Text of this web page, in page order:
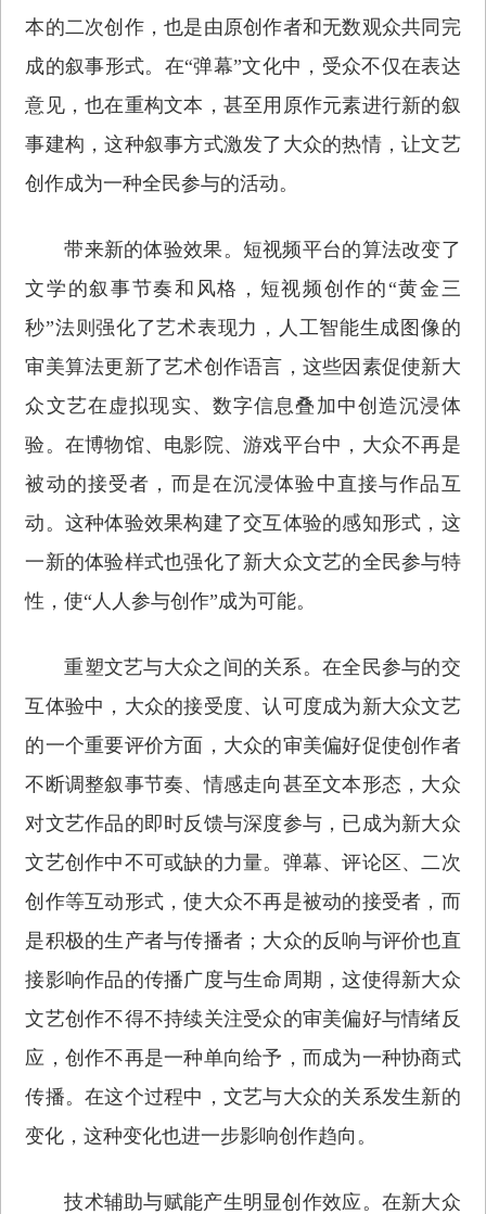
本的二次创作，也是由原创作者和无数观众共同完
成的叙事形式。在“弹幕”文化中，受众不仅在表达
意见，也在重构文本，甚至用原作元素进行新的叙
事建构，这种叙事方式激发了大众的热情，让文艺
创作成为一种全民参与的活动。
带来新的体验效果。短视频平台的算法改变了
文学的叙事节奏和风格，短视频创作的“黄金三
秒”法则强化了艺术表现力，人工智能生成图像的
审美算法更新了艺术创作语言，这些因素促使新大
众文艺在虚拟现实、数字信息叠加中创造沉浸体
验。在博物馆、电影院、游戏平台中，大众不再是
被动的接受者，而是在沉浸体验中直接与作品互
动。这种体验效果构建了交互体验的感知形式，这
一新的体验样式也强化了新大众文艺的全民参与特
性，使“人人参与创作”成为可能。
重塑文艺与大众之间的关系。在全民参与的交
互体验中，大众的接受度、认可度成为新大众文艺
的一个重要评价方面，大众的审美偏好促使创作者
不断调整叙事节奏、情感走向甚至文本形态，大众
对文艺作品的即时反馈与深度参与，已成为新大众
文艺创作中不可或缺的力量。弹幕、评论区、二次
创作等互动形式，使大众不再是被动的接受者，而
是积极的生产者与传播者；大众的反响与评价也直
接影响作品的传播广度与生命周期，这使得新大众
文艺创作不得不持续关注受众的审美偏好与情绪反
应，创作不再是一种单向给予，而成为一种协商式
传播。在这个过程中，文艺与大众的关系发生新的
变化，这种变化也进一步影响创作趋向。
技术辅助与赋能产生明显创作效应。在新大众